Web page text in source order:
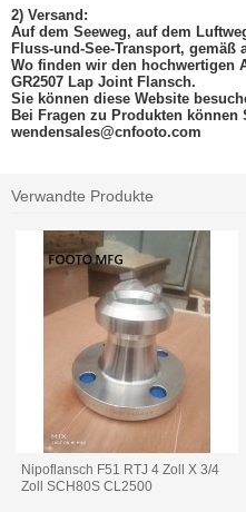
2) Versand:
Auf dem Seeweg, auf dem
Fluss-und-See-Transport, gemäß
Wo finden wir den hochwertigen
GR2507 Lap Joint Flansch.
Sie können diese Website
Bei Fragen zu Produkten können
wendensales@cnfooto.com
Verwandte Produkte
Nipoflansch F51 RTJ 4 Zoll X 3/4
Zoll SCH80S CL2500